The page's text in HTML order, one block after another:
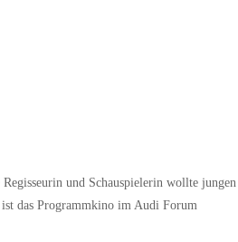
und Schauspielerin wollte jungen
das Programmkino im Audi Forum